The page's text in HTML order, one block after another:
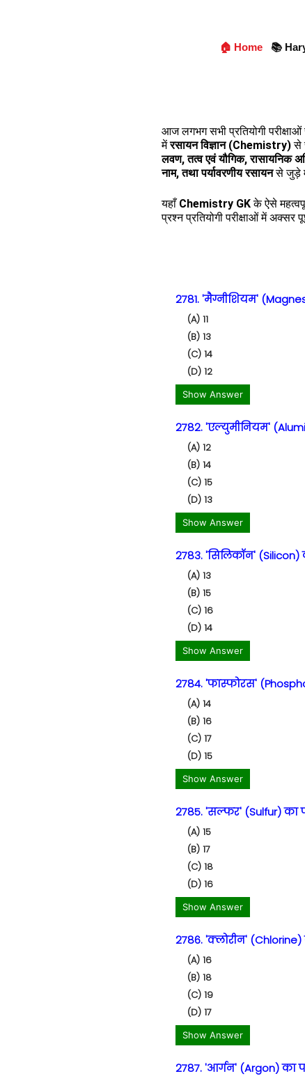
🏠 Home 📚
आज लगभग सभी प्रतियोगी
मेंरसायन विज्ञान (Chemistry)से
लवण, तत्व एवं यौगिक, रासायनिक
नाम, तथा पर्यावरणीय रसायनसे जुड़े
यहाँ Chemistry GKके ऐसे
प्रश्न प्रतियोगी परीक्षाओं में
2781. 'मैग्नीशियम'
(A) 11
(B) 13
(C) 14
(D) 12
Show Answer
2782. 'एल्युमीनियम'
(A) 12
(B) 14
(C) 15
(D) 13
Show Answer
2783. 'सिलिकॉन'
(A) 13
(B) 15
(C) 16
(D) 14
Show Answer
2784. 'फास्फोरस'
(A) 14
(B) 16
(C) 17
(D) 15
Show Answer
2785. 'सल्फर' (Sulfur) का
(A) 15
(B) 17
(C) 18
(D) 16
Show Answer
2786. 'क्लोरीन'
(A) 16
(B) 18
(C) 19
(D) 17
Show Answer
2787. 'आर्गन' (Argon) का